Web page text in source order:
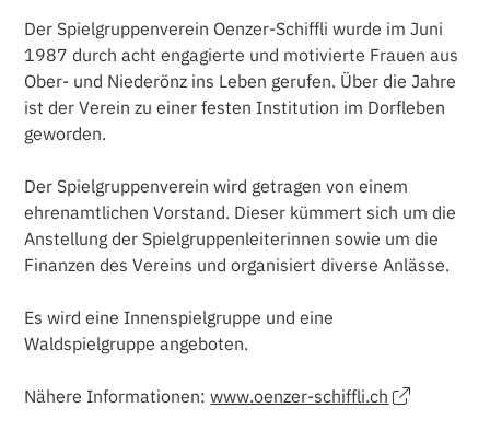
Der Spielgruppenverein Oenzer-Schiffli wurde im Juni
1987 durch acht engagierte und motivierte Frauen aus
Ober- und Niederönz ins Leben gerufen. Über die Jahre
ist der Verein zu einer festen Institution im Dorfleben
geworden.
Der Spielgruppenverein wird getragen von einem
ehrenamtlichen Vorstand. Dieser kümmert sich um die
Anstellung der Spielgruppenleiterinnen sowie um die
Finanzen des Vereins und organisiert diverse Anlässe.
Es wird eine Innenspielgruppe und eine
Waldspielgruppe angeboten.
Nähere Informationen:www.oenzer-schiffli.ch